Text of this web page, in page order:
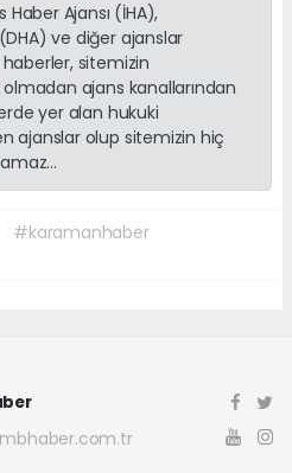
Haber Ajansı (İHA),
ve diğer ajanslar
sitemizin
ajans kanallarından
yer alan hukuki
ajanslar olup sitemizin hiç
#karamanhaber